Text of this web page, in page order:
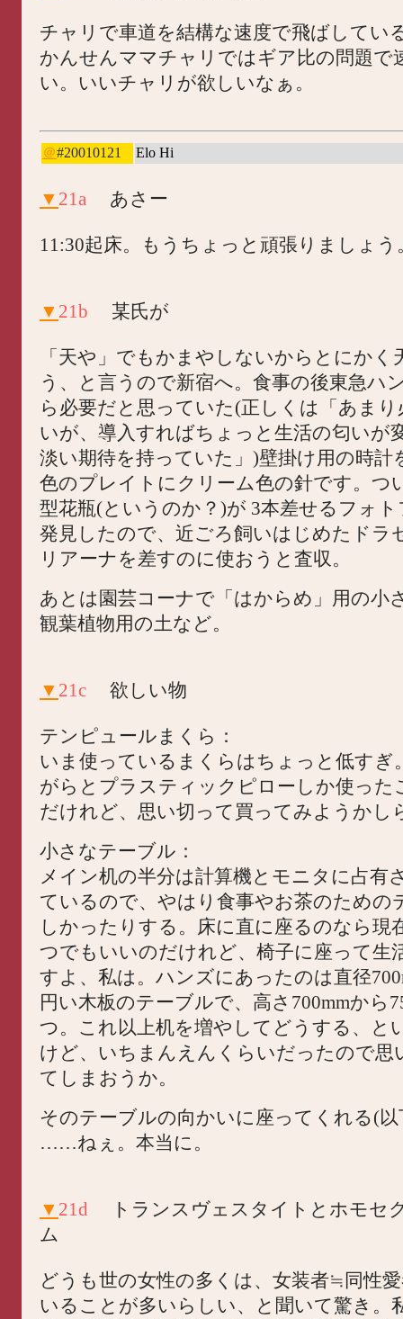
チャリで車道を結構な速度で飛ばしてい
かんせんママチャリではギア比の問題で
い。いいチャリが欲しいなぁ。
＠#20010121 Elo Hi
▼ 21a あさー
11:30起床。もうちょっと頑張りましょう
▼ 21b 某氏が
「天や」でもかまやしないからとにかく
う、と言うので新宿へ。食事の後東急ハ
ら必要だと思っていた(正しくは「あま
いが、導入すればちょっと生活の匂いが
淡い期待を持っていた」)壁掛け用の時計
色のプレイトにクリーム色の針です。つ
型花瓶(というのか？)が 3本差せるフォ
発見したので、近ごろ飼いはじめたドラ
リアーナを差すのに使おうと査収。
あとは園芸コーナで「はからめ」用の小
観葉植物用の土など。
▼ 21c 欲しい物
テンピュールまくら：
いま使っているまくらはちょっと低すぎ
がらとプラスティックピローしか使った
だけれど、思い切って買ってみようかし
小さなテーブル：
メイン机の半分は計算機とモニタに占有
ているので、やはり食事やお茶のための
しかったりする。床に直に座るのなら現
つでもいいのだけれど、椅子に座って生
すよ、私は。ハンズにあったのは直径
円い木板のテーブルで、高さ700mmから
つ。これ以上机を増やしてどうする、と
けど、いちまんえんくらいだったので思
てしまおうか。
そのテーブルの向かいに座ってくれる(以
……ねぇ。本当に。
▼ 21d
トランスヴェスタイトとホモセ
ム
どうも世の女性の多くは、女装者≒同性
いることが多いらしい、と聞いて驚き。